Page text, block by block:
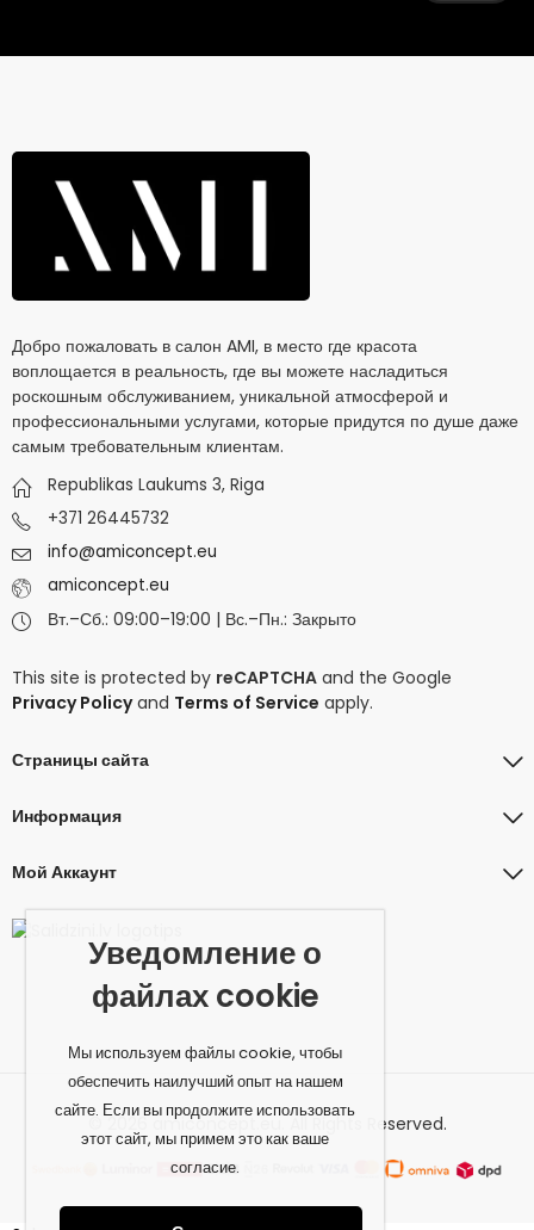
Добро пожаловать в салон AMI, в место где красота
воплощается в реальность, где вы можете насладиться
роскошным обслуживанием, уникальной атмосферой и
профессиональными услугами, которые придутся по душе даже
самым требовательным клиентам.
Republikas Laukums 3, Riga
+371 26445732
info@amiconcept.eu
amiconcept.eu
Вт.–Сб.: 09:00–19:00 | Вс.–Пн.: Закрыто
This site is protected by reCAPTCHA and the Google
Privacy Policyand Terms of Service apply.
Страницы сайта
Информация
Мой Аккаунт
© 2026 amiconcept.eu. All Rights Reserved.
Уведомление о
файлах cookie
Мы используем файлы cookie, чтобы
обеспечить наилучший опыт на нашем
сайте. Если вы продолжите использовать
этот сайт, мы примем это как ваше
согласие.